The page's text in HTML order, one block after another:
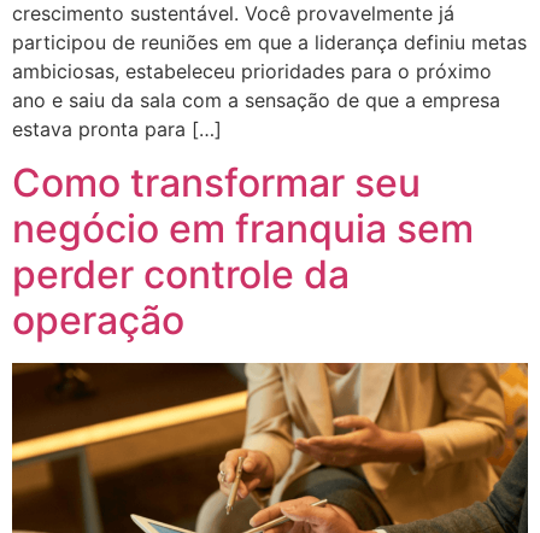
crescimento sustentável. Você provavelmente já
participou de reuniões em que a liderança definiu metas
ambiciosas, estabeleceu prioridades para o próximo
ano e saiu da sala com a sensação de que a empresa
estava pronta para […]
Como transformar seu
negócio em franquia sem
perder controle da
operação